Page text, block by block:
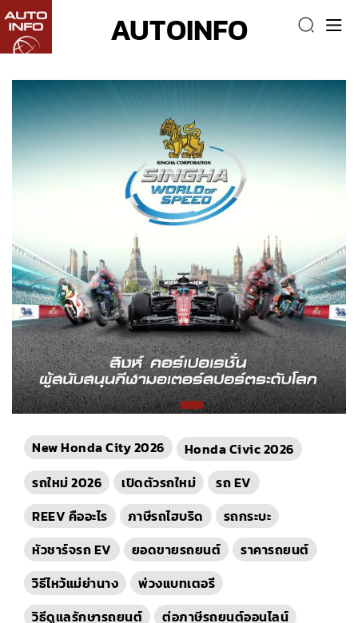
AUTOINFO
New Honda City 2026
Honda Civic 2026
รถใหม่ 2026
เปิดตัวรถใหม่
รถ EV
REEV คืออะไร
ภาษีรถไฮบริด
รถกระบะ
หัวชาร์จรถ EV
ยอดขายรถยนต์
ราคารถยนต์
วิธีไหว้แม่ย่านาง
พ่วงแบทเตอรี
วิธีดูแลรักษารถยนต์
ต่อภาษีรถยนต์ออนไลน์